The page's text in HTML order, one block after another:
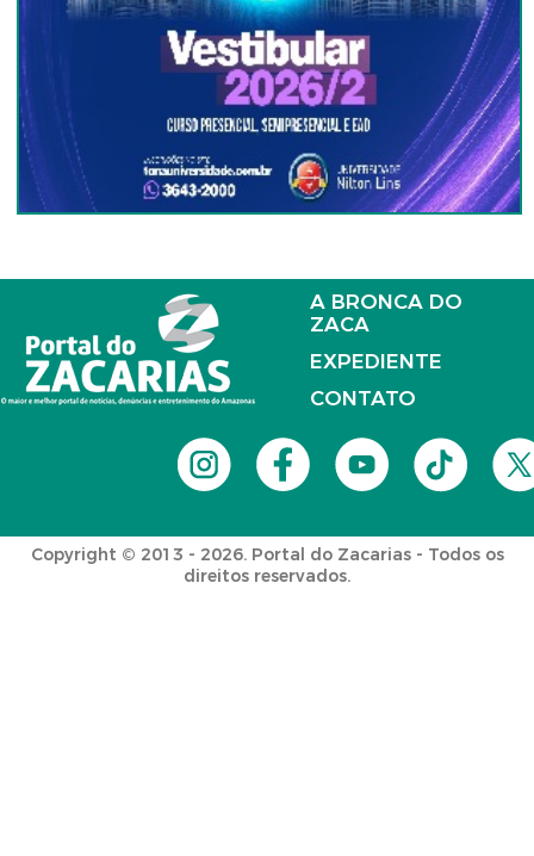
A BRONCA DO
ZACA
EXPEDIENTE
CONTATO
Copyright © 2013 - 2026. Portal do Zacarias - Todos os
direitos reservados.